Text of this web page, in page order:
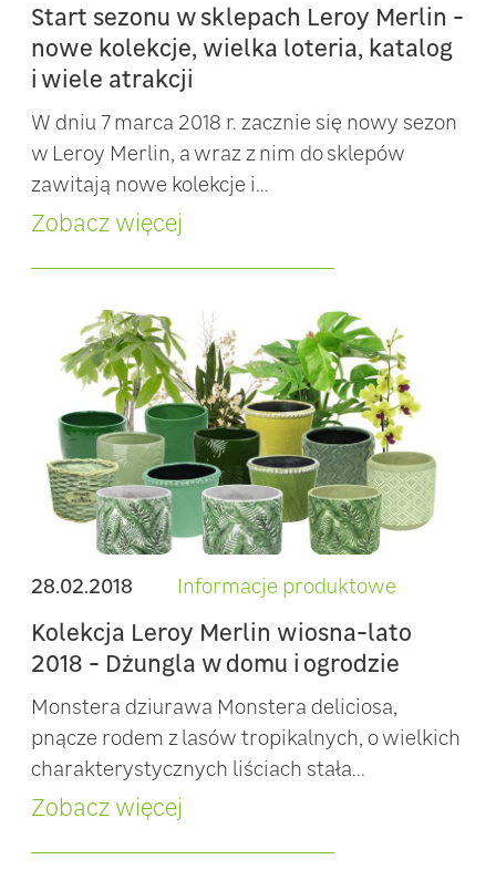
Start sezonu w sklepach Leroy Merlin -
nowe kolekcje, wielka loteria, katalog
i wiele atrakcji
W dniu 7 marca 2018 r. zacznie się nowy sezon
w Leroy Merlin, a wraz z nim do sklepów
zawitają nowe kolekcje i...
Zobacz więcej
28.02.2018 Informacje produktowe
Kolekcja Leroy Merlin wiosna-lato
2018 - Dżungla w domu i ogrodzie
Monstera dziurawa Monstera deliciosa,
pnącze rodem z lasów tropikalnych, o wielkich
charakterystycznych liściach stała...
Zobacz więcej